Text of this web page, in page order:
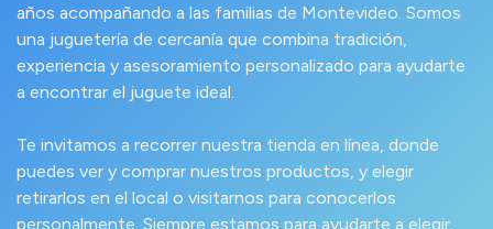
años acompañando a las familias de Montevideo. Somos
una juguetería de cercanía que combina tradición,
experiencia y asesoramiento personalizado para ayudarte
a encontrar el juguete ideal.
Te invitamos a recorrer nuestra tienda en línea, donde
puedes ver y comprar nuestros productos, y elegir
retirarlos en el local o visitarnos para conocerlos
personalmente. Siempre estamos para ayudarte a elegir.